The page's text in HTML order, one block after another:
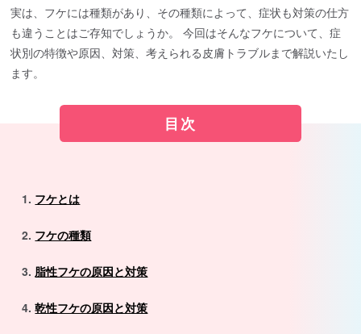
実は、フケには種類があり、その種類によって、症状も対策の仕方
も違うことはご存知でしょうか。 今回はそんなフケについて、症
状別の特徴や原因、対策、考えられる皮膚トラブルまで解説いたし
ます。
目次
フケとは
フケの種類
脂性フケの原因と対策
乾性フケの原因と対策